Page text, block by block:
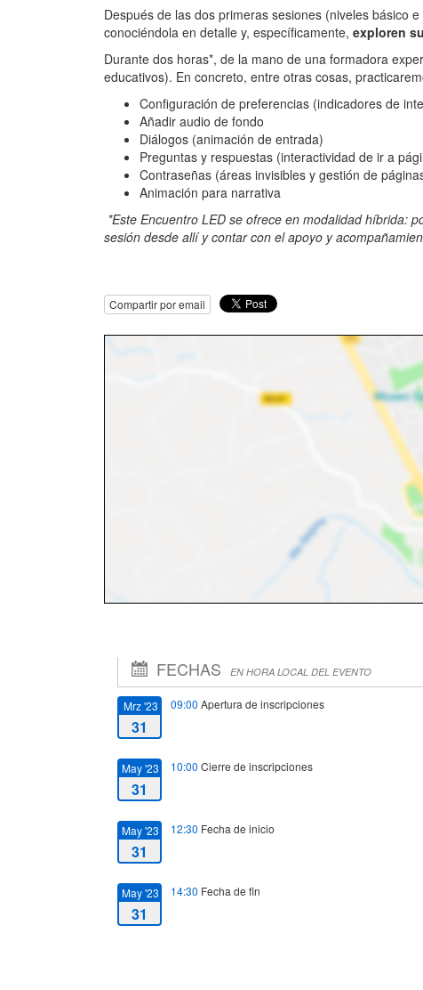
Después de las dos primeras sesiones (niveles básico
conociéndola en detalle y, específicamente, exploren
Durante dos horas*, de la mano de una formadora
educativos). En concreto, entre otras cosas,
Configuración de preferencias (indicadores de
Añadir audio de fondo
Diálogos (animación de entrada)
Preguntas y respuestas (interactividad de ir a
Contraseñas (áreas invisibles y gestión de
Animación para narrativa
*Este Encuentro LED se ofrece en modalidad híbrida:
sesión desde allí y contar con el apoyo y
Compartir por email
FECHAS EN HORA LOCAL DEL EVENTO
Mrz '23
31
09:00 Apertura de inscripciones
May '23
31
10:00 Cierre de inscripciones
May '23
31
12:30 Fecha de inicio
May '23
31
14:30 Fecha de fin